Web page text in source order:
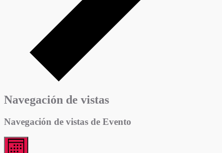
Navegación de vistas
Navegación de vistas de Evento